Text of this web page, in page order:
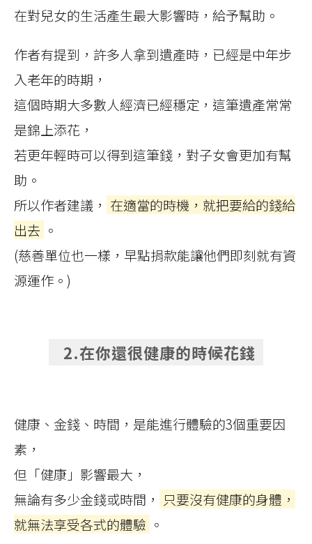
在對兒女的生活產生最大影響時，給予幫助。
作者有提到，許多人拿到遺產時，已經是中年步
入老年的時期，
這個時期大多數人經濟已經穩定，這筆遺產常常
是錦上添花，
若更年輕時可以得到這筆錢，對子女會更加有幫
助。
所以作者建議， 在適當的時機，就把要給的錢給
出去 。
(慈善單位也一樣，早點捐款能讓他們即刻就有資
源運作。)
2.在你還很健康的時候花錢
健康、金錢、時間，是能進行體驗的3個重要因
素，
但「健康」影響最大，
無論有多少金錢或時間， 只要沒有健康的身體，
就無法享受各式的體驗 。